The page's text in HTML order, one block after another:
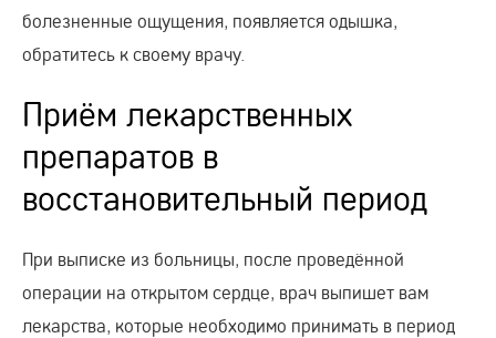
болезненные ощущения, появляется одышка,
обратитесь к своему врачу.
Приём лекарственных
препаратов в
восстановительный период
При выписке из больницы, после проведённой
операции на открытом сердце, врач выпишет вам
лекарства, которые необходимо принимать в период